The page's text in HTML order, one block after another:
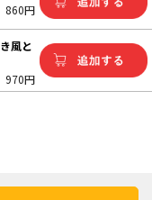
860円
風と
970円